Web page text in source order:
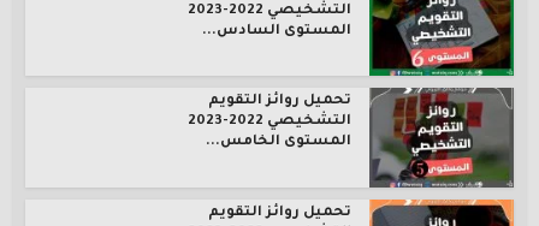
التشخيصي 2022-2023
المستوى السادس...
تحميل روائز التقويم
التشخيصي 2022-2023
المستوى الخامس...
تحميل روائز التقويم